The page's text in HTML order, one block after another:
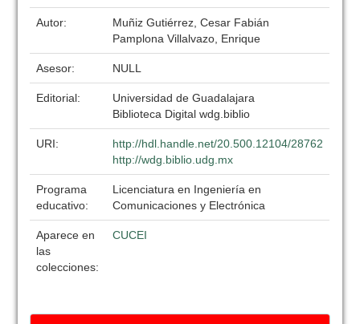
Autor:
Muñiz Gutiérrez, Cesar Fabián
Pamplona Villalvazo, Enrique
Asesor: NULL
Editorial:
Universidad de Guadalajara
Biblioteca Digital wdg.biblio
URI:
http://hdl.handle.net/20.500.12104/28762
http://wdg.biblio.udg.mx
Programa
educativo:
Licenciatura en Ingeniería en
Comunicaciones y Electrónica
Aparece en
las
colecciones:
CUCEI